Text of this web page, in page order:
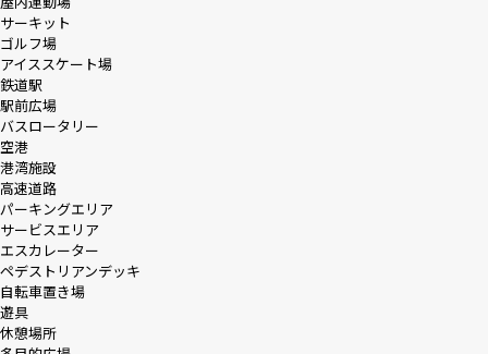
サーキット
ゴルフ場
アイススケート場
鉄道駅
駅前広場
バスロータリー
空港
港湾施設
高速道路
パーキングエリア
サービスエリア
エスカレーター
ペデストリアンデッキ
自転車置き場
遊具
休憩場所